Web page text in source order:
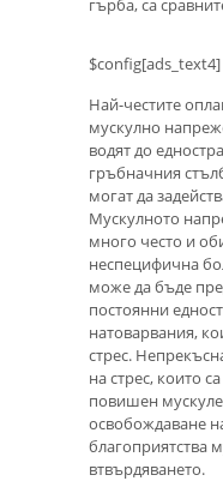
гърба, са
Най-честите
мускулно
водят до
гръбначния
могат да
Мускулното
много често и
неспецифична
може да бъде
постоянни
натоварвания,
стрес.
на стрес, които
повишен
освобождаване
благоприятства
втвърдяването.